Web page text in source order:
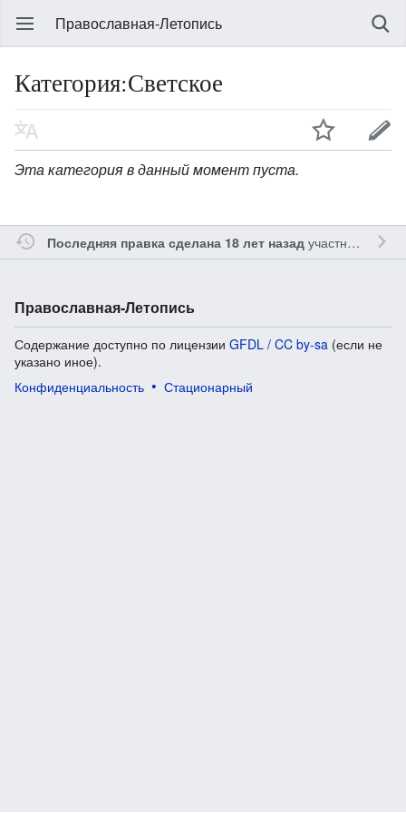
Православная-Летопись
Категория:Светское
Эта категория в данный момент пуста.
Последняя правка сделана 18 лет назадучастником Gleb
Православная-Летопись
Содержание доступно по лицензии GFDL / CC by-sa (если не
указано иное).
Конфиденциальность
Стационарный